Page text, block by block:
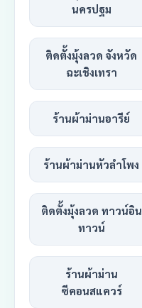
นครปฐม
ติดตั้งมุ้งลวด จังหวัด
ฉะเชิงเทรา
ร้านผ้าม่านอารีย์
ร้านผ้าม่านหัวลำโพง
ติดตั้งมุ้งลวด ทาวน์อิน
ทาวน์
ร้านผ้าม่าน
ซีคอนสแควร์